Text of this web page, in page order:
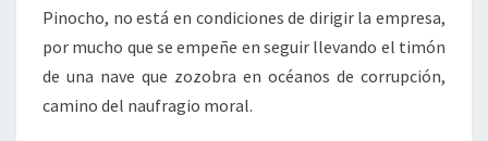
Pinocho, no está en condiciones de dirigir la empresa,
por mucho que se empeñe en seguir llevando el timón
de una nave que zozobra en océanos de corrupción,
camino del naufragio moral.